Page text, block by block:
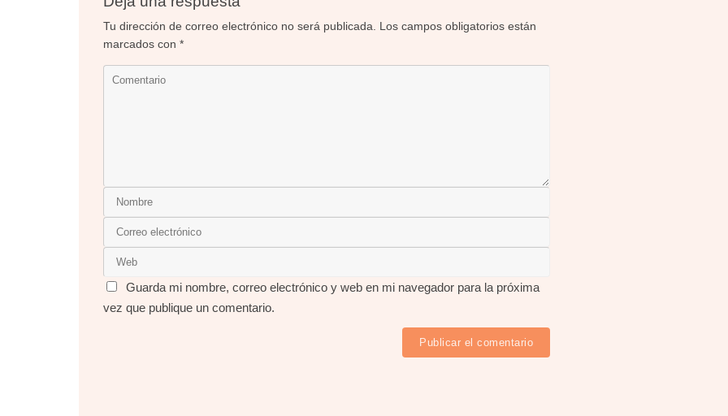
Tu dirección de correo electrónico no será publicada. Los campos obligatorios están
marcados con *
Guarda mi nombre, correo electrónico y web en mi navegador para la próxima
vez que publique un comentario.